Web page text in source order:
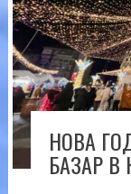
НОВА
БАЗАР